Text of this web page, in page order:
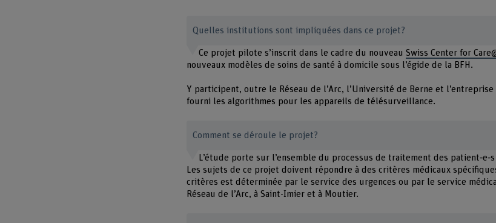
Quelles institutions sont impliquées dans ce projet?
Ce projet pilote s’inscrit dans le cadre du nouveauSwiss Center for
nouveaux modèles de soins de santé à domicile sous l’égide de la BFH.
Y participent, outre le Réseau de l’Arc, l’Université de Berne et l’entreprise
fourni les algorithmes pour les appareils de télésurveillance.
Comment se déroule le projet?
L’étude porte sur l’ensemble du processus de traitement des
Les sujets de ce projet doivent répondre à des critères médicaux
critères est déterminée par le service des urgences ou par le service
Réseau de l’Arc, à Saint-Imier et à Moutier.